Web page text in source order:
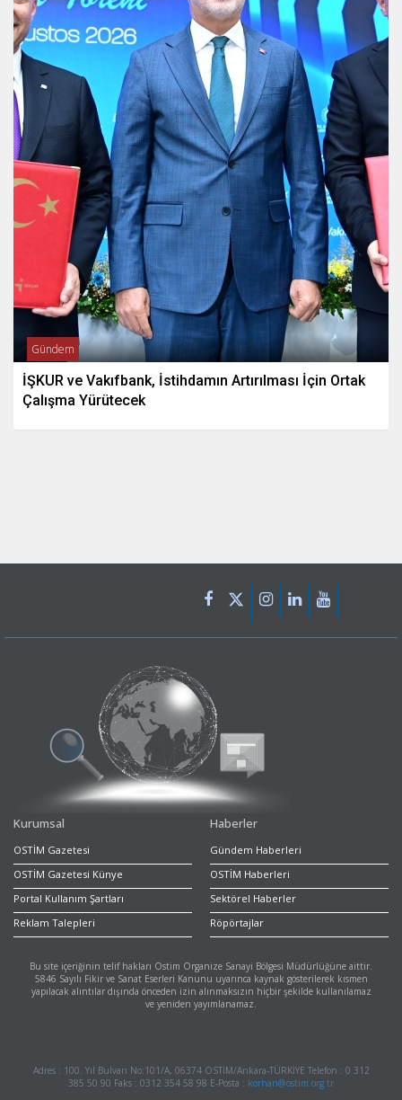
Gündem
İŞKUR ve Vakıfbank, İstihdamın Artırılması İçin Ortak
Çalışma Yürütecek
Kurumsal
OSTİM Gazetesi
OSTİM Gazetesi Künye
Portal Kullanım Şartları
Reklam Talepleri
Haberler
Gündem Haberleri
OSTİM Haberleri
Sektörel Haberler
Röpörtajlar
Bu site içeriğinin telif hakları Ostim Organize Sanayi Bölgesi Müdürlüğüne aittir.
5846 Sayılı Fikir ve Sanat Eserleri Kanunu uyarınca kaynak gösterilerek kısmen
yapılacak alıntılar dışında önceden izin alınmaksızın hiçbir şekilde kullanılamaz
ve yeniden yayımlanamaz.
Adres : 100. Yıl Bulvarı No:101/A, 06374 OSTİM/Ankara-TÜRKİYE Telefon : 0 312
385 50 90 Faks : 0312 354 58 98 E-Posta : korhan@ostim.org.tr